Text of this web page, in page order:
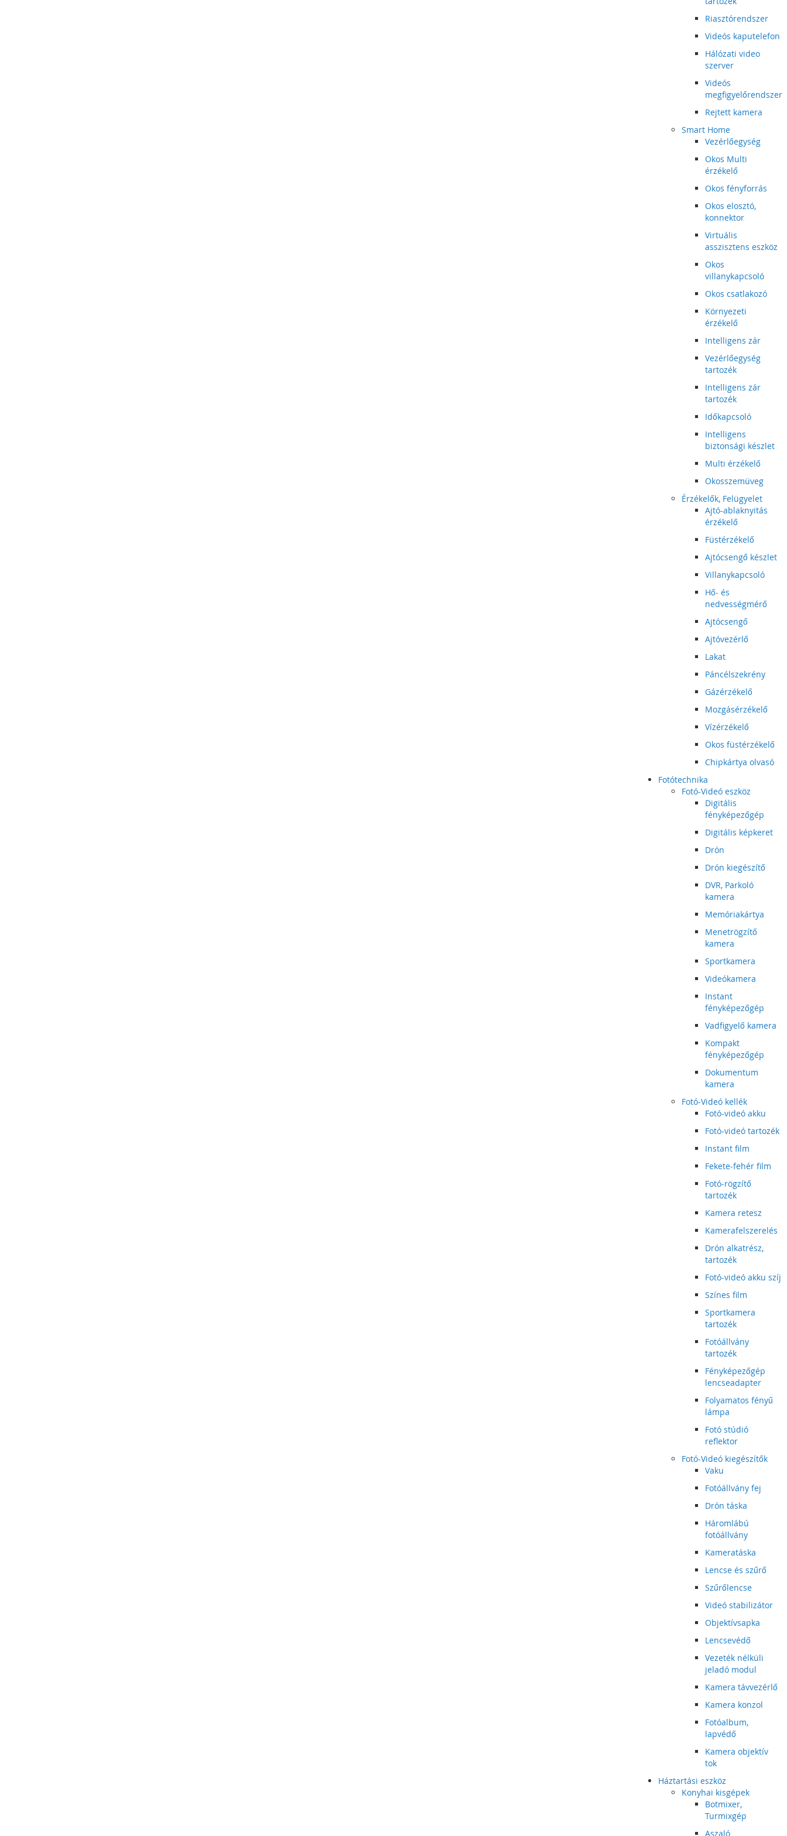
Riasztórendszer
Videós kaputelefon
Hálózati video
szerver
Videós
megfigyelőrendszer
Rejtett kamera
Smart Home
Vezérlőegység
Okos Multi
érzékelő
Okos fényforrás
Okos elosztó,
konnektor
Virtuális
asszisztens eszköz
Okos
villanykapcsoló
Okos csatlakozó
Környezeti
érzékelő
Intelligens zár
Vezérlőegység
tartozék
Intelligens zár
tartozék
Időkapcsoló
Intelligens
biztonsági készlet
Multi érzékelő
Okosszemüveg
Érzékelők, Felügyelet
Ajtó-ablaknyitás
érzékelő
Füstérzékelő
Ajtócsengő készlet
Villanykapcsoló
Hő- és
nedvességmérő
Ajtócsengő
Ajtóvezérlő
Lakat
Páncélszekrény
Gázérzékelő
Mozgásérzékelő
Vízérzékelő
Okos füstérzékelő
Chipkártya olvasó
Fotótechnika
Fotó-Videó eszköz
Digitális
fényképezőgép
Digitális képkeret
Drón
Drón kiegészítő
DVR, Parkoló
kamera
Memóriakártya
Menetrögzítő
kamera
Sportkamera
Videókamera
Instant
fényképezőgép
Vadfigyelő kamera
Kompakt
fényképezőgép
Dokumentum
kamera
Fotó-Videó kellék
Fotó-videó akku
Fotó-videó tartozék
Instant film
Fekete-fehér film
Fotó-rögzítő
tartozék
Kamera retesz
Kamerafelszerelés
Drón alkatrész,
tartozék
Fotó-videó akku szíj
Színes film
Sportkamera
tartozék
Fotóállvány
tartozék
Fényképezőgép
lencseadapter
Folyamatos fényű
lámpa
Fotó stúdió
reflektor
Fotó-Videó kiegészítők
Vaku
Fotóállvány fej
Drón táska
Háromlábú
fotóállvány
Kameratáska
Lencse és szűrő
Szűrőlencse
Videó stabilizátor
Objektívsapka
Lencsevédő
Vezeték nélküli
jeladó modul
Kamera távvezérlő
Kamera konzol
Fotóalbum,
lapvédő
Kamera objektív
tok
Háztartási eszköz
Konyhai kisgépek
Botmixer,
Turmixgép
Aszaló